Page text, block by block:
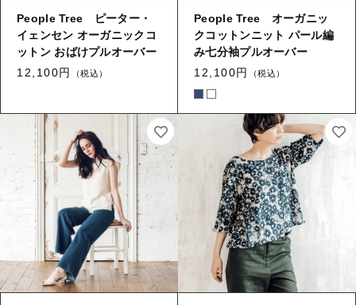
People Tree ピーター・
イェンセン オーガニックコ
ットン おばけプルオーバー
12,100円
（税込）
People Tree オーガニッ
クコットンニット パール編
み七分袖プルオーバー
12,100円
（税込）
ラリーキルト
キリム
その他
新着商品
セール
ラリーキルト
キリム
ギフトラッピング
その他